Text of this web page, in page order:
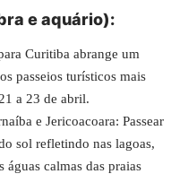
e aquário):
Curitiba abrange um
passeios turísticos mais
a 23 de abril.
e Jericoacoara: Passear
sol refletindo nas lagoas,
águas calmas das praias